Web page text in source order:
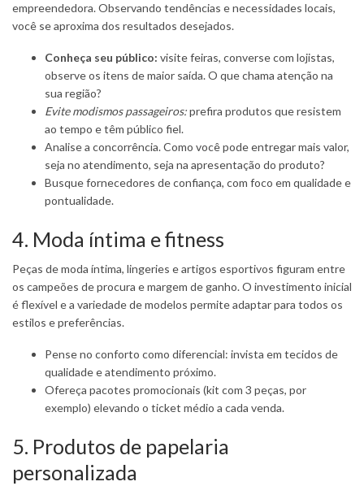
empreendedora. Observando tendências e necessidades locais,
você se aproxima dos resultados desejados.
Conheça seu público: visite feiras, converse com lojistas,
observe os itens de maior saída. O que chama atenção na
sua região?
Evite modismos passageiros:prefira produtos que resistem
ao tempo e têm público fiel.
Analise a concorrência. Como você pode entregar mais valor,
seja no atendimento, seja na apresentação do produto?
Busque fornecedores de confiança, com foco em qualidade e
pontualidade.
4. Moda íntima e fitness
Peças de moda íntima, lingeries e artigos esportivos figuram entre
os campeões de procura e margem de ganho. O investimento inicial
é flexível e a variedade de modelos permite adaptar para todos os
estilos e preferências.
Pense no conforto como diferencial: invista em tecidos de
qualidade e atendimento próximo.
Ofereça pacotes promocionais (kit com 3 peças, por
exemplo) elevando o ticket médio a cada venda.
5. Produtos de papelaria
personalizada